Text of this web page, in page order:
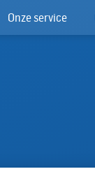
Onze service